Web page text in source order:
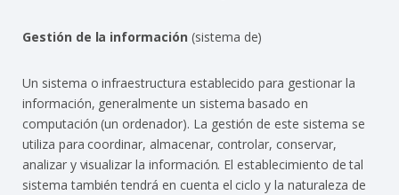
Gestión de la información (sistema de)
Un sistema o infraestructura establecido para gestionar la
información, generalmente un sistema basado en
computación (un ordenador). La gestión de este sistema se
utiliza para coordinar, almacenar, controlar, conservar,
analizar y visualizar la información. El establecimiento de tal
sistema también tendrá en cuenta el ciclo y la naturaleza de